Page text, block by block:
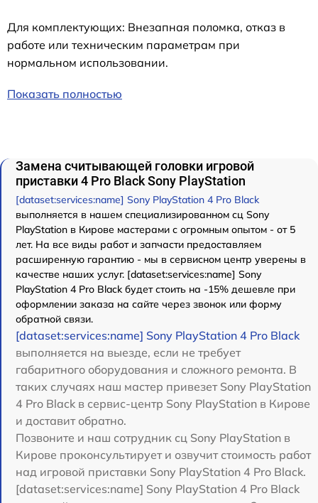
Для комплектующих: Внезапная поломка, отказ в
работе или техническим параметрам при
нормальном использовании.
Показать полностью
Замена считывающей головки игровой
приставки 4 Pro Black Sony PlayStation
[dataset:services:name] Sony PlayStation 4 Pro Black
выполняется в нашем специализированном сц Sony
PlayStation в Кирове мастерами с огромным опытом - от 5
лет. На все виды работ и запчасти предоставляем
расширенную гарантию - мы в сервисном центр уверены в
качестве наших услуг. [dataset:services:name] Sony
PlayStation 4 Pro Black будет стоить на -15% дешевле при
оформлении заказа на сайте через звонок или форму
обратной связи.
[dataset:services:name] Sony PlayStation 4 Pro Black
выполняется на выезде, если не требует
габаритного оборудования и сложного ремонта. В
таких случаях наш мастер привезет Sony PlayStation
4 Pro Black в сервис-центр Sony PlayStation в Кирове
и доставит обратно.
Позвоните и наш сотрудник сц Sony PlayStation в
Кирове проконсультирует и озвучит стоимость работ
над игровой приставки Sony PlayStation 4 Pro Black.
[dataset:services:name] Sony PlayStation 4 Pro Black